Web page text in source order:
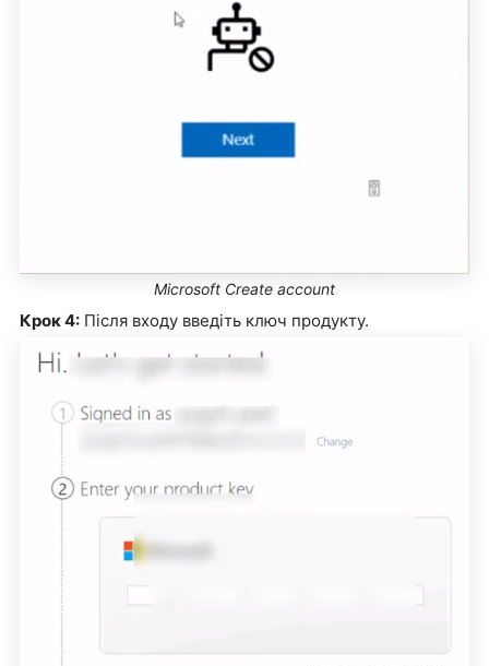
Microsoft Create account
Крок 4: Після входу введіть ключ продукту.